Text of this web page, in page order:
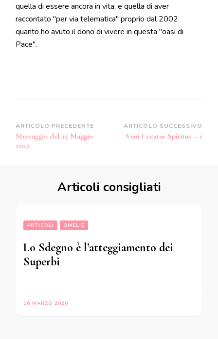
quella di essere ancora in vita, e quella di aver
raccontato "per via telematica" proprio dal 2002
quanto ho avuto il dono di vivere in questa "oasi di
Pace".
Navigazione
articoli
ARTICOLO PRECEDENTE
Messaggio del 25 Maggio
2022
ARTICOLO SUCCESSIVO
Veni Creator Spiritus – 1
Articoli consigliati
ARTICOLI OMELIE
Lo Sdegno è l’atteggiamento dei
Superbi
16 MARZO 2020